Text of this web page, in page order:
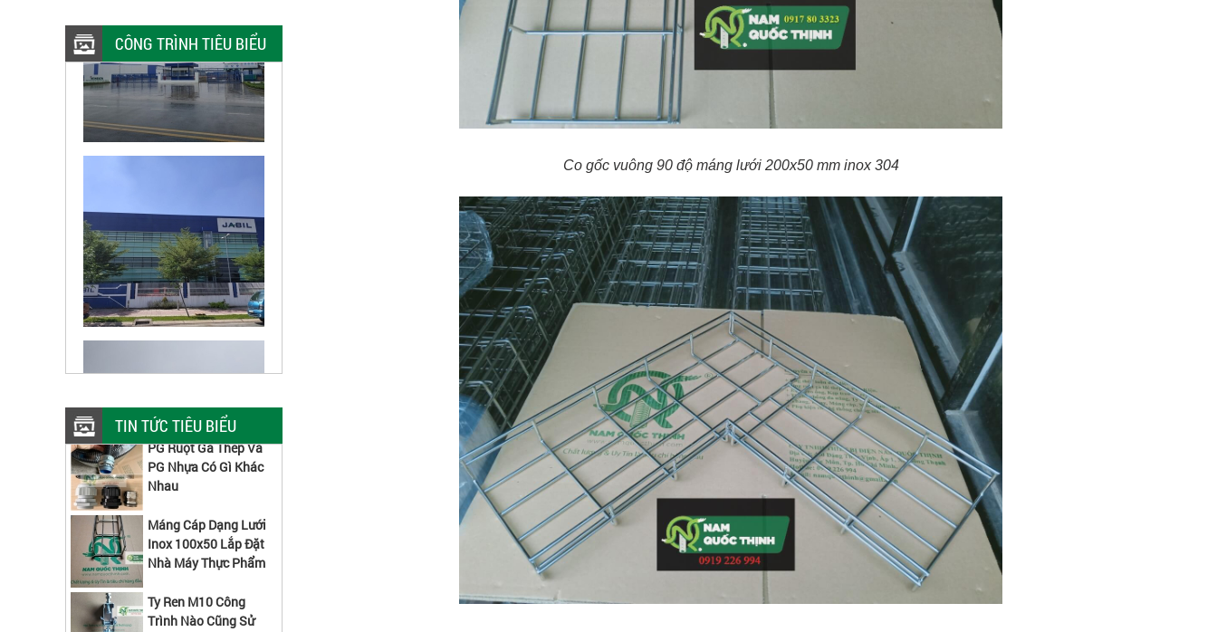
CÔNG TRÌNH TIÊU BIỂU
TIN TỨC TIÊU BIỂU
PG Ruột Gà Thép Và
PG Nhựa Có Gì Khác
Nhau
Máng Cáp Dạng Lưới
Nhà Máy Thực Phẩm
Ty Ren M10 Công
Dụng
Co gốc vuông 90 độ máng lưới 200x50 mm inox 304